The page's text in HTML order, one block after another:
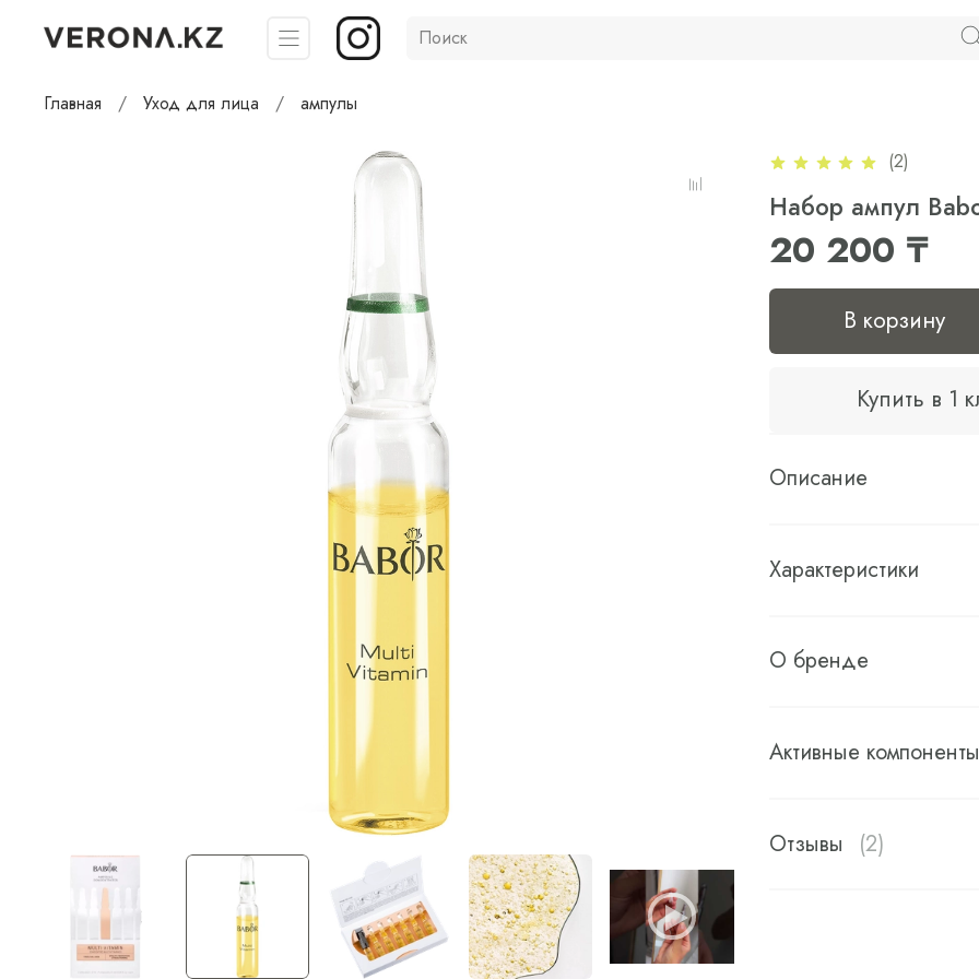
Главная Уход для лица ампулы
(2)
Набор ампул
20 200 ₸
В корзину
Купить в 1
Описание
Характеристики
О бренде
Активные компоненты
Отзывы (2)